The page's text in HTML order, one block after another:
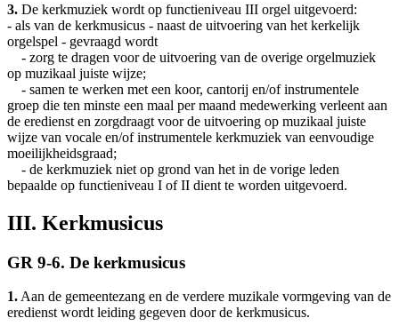
3. De kerkmuziek wordt op functieniveau III orgel uitgevoerd:
- als van de kerkmusicus - naast de uitvoering van het kerkelijk
orgelspel - gevraagd wordt
- zorg te dragen voor de uitvoering van de overige orgelmuziek
op muzikaal juiste wijze;
- samen te werken met een koor, cantorij en/of instrumentele
groep die ten minste een maal per maand medewerking verleent aan
de eredienst en zorgdraagt voor de uitvoering op muzikaal juiste
wijze van vocale en/of instrumentele kerkmuziek van eenvoudige
moeilijkheidsgraad;
- de kerkmuziek niet op grond van het in de vorige leden
bepaalde op functieniveau I of II dient te worden uitgevoerd.
III. Kerkmusicus
GR 9-6. De kerkmusicus
1.Aan de gemeentezang en de verdere muzikale vormgeving van de
eredienst wordt leiding gegeven door de kerkmusicus.